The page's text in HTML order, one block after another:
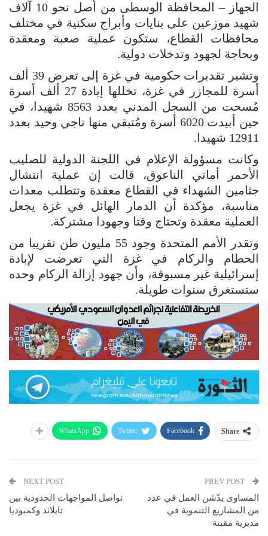
الجهاز – المحافظة الوسطى من أصل نحو 10 آلاف
شهيد موزعين على بنايات وأبراج سكنية في مختلف
محافظات القطاع، ستكون عملية صعبة ومعقدة
وبحاجة لجهود وتدخلات دولية.
وتشير تقديرات حكومية في غزة إلى تعرض 39 ألف
أسرة للمجازر في غزة، تخللها إبادة 27 ألف أسرة
مُسحت من السجل المدني بعدد 8563 شهيدا، في
حين أبيدت 6020 أسرة ومُتبقي منها ناجي وحيد بعدد
12911 شهيدا.
وكانت مسؤولة الإعلام في اللجنة الدولية للصليب
الأحمر أماني الناعوق، قالت إن عملية انتشال
جثامين الشهداء في القطاع معقدة وتتطلب معدات
مناسبة، مؤكدة أن الدمار الهائل في غزة يجعل
العملية معقدة وتحتاج وقتا وجهودا مشتركة.
وتقدر الأمم المتحدة وجود 55 مليون طن تقريبا من
الحطام والركام في غزة التي تعرضت لإبادة
إسرائيلية غير مسبوقة، وأن جهود إزالة الركام وحده
ستستغرق سنوات طويلة.
Share
Facebook
Twitter
WhatsApp
المساوى يدّشن العمل في عدد
من المشاريع التنموية في
مديرية مقبنة
NEXT POST
تواصل المواجهات الحدودية بين
تايلاند وكمبوديا